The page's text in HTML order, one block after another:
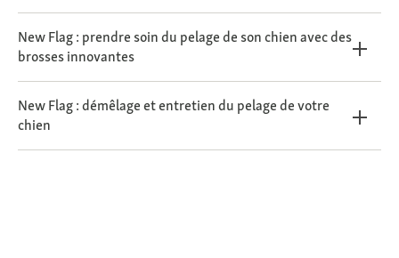
New Flag : prendre soin du pelage de son chien avec des
brosses innovantes
New Flag : démêlage et entretien du pelage de votre
chien